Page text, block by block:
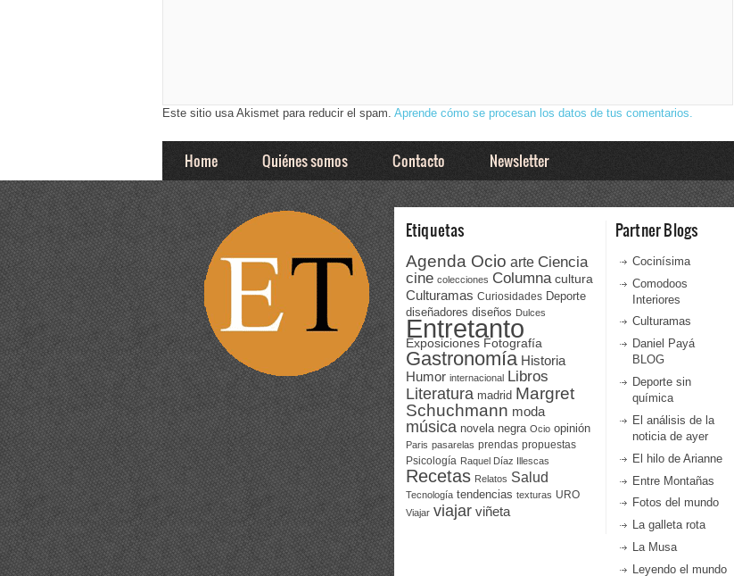
Este sitio usa Akismet para reducir el spam. Aprende cómo se procesan los datos de tus comentarios.
Home Quiénes somos Contacto Newsletter
Etiquetas
Agenda Ocio arte Ciencia
cine colecciones Columna cultura
Culturamas Curiosidades Deporte
diseñadores diseños Dulces
Entretanto
Exposiciones Fotografía
Gastronomía Historia
Humor internacional Libros
Literatura madrid Margret
Schuchmann moda
música novela negra Ocio opinión
Paris pasarelas prendas propuestas
Psicología Raquel Díaz Illescas
Recetas Relatos Salud
Tecnología tendencias texturas URO
Viajar viajar viñeta
Partner Blogs
Cocinísima
Comodoos
Interiores
Culturamas
Daniel Payá
BLOG
Deporte sin
química
El análisis de la
noticia de ayer
El hilo de Arianne
Entre Montañas
Fotos del mundo
La galleta rota
La Musa
Leyendo el mundo